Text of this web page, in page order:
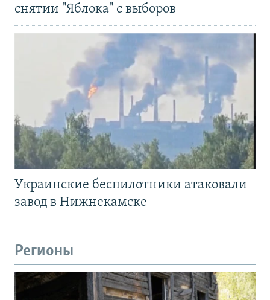
снятии "Яблока" с выборов
Украинские беспилотники атаковали
завод в Нижнекамске
Регионы